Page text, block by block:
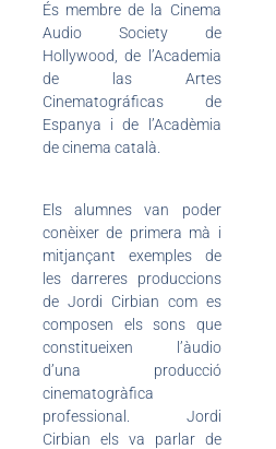
És membre de la Cinema
Audio Society de
Hollywood, de l’Academia
de las Artes
Cinematográficas de
Espanya i de l’Acadèmia
de cinema català.
Els alumnes van poder
conèixer de primera mà i
mitjançant exemples de
les darreres produccions
de Jordi Cirbian com es
composen els sons que
constitueixen l’àudio
d’una producció
cinematogràfica
professional. Jordi
Cirbian els va parlar de